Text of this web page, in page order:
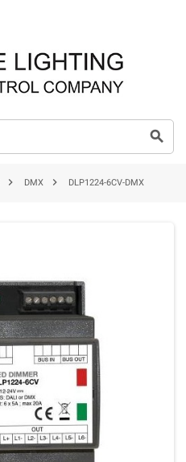

 DMX  DLP1224-6CV-DMX